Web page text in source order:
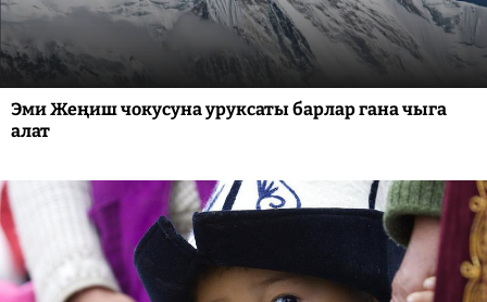
Эми Жеңиш чокусуна уруксаты барлар гана чыга
алат